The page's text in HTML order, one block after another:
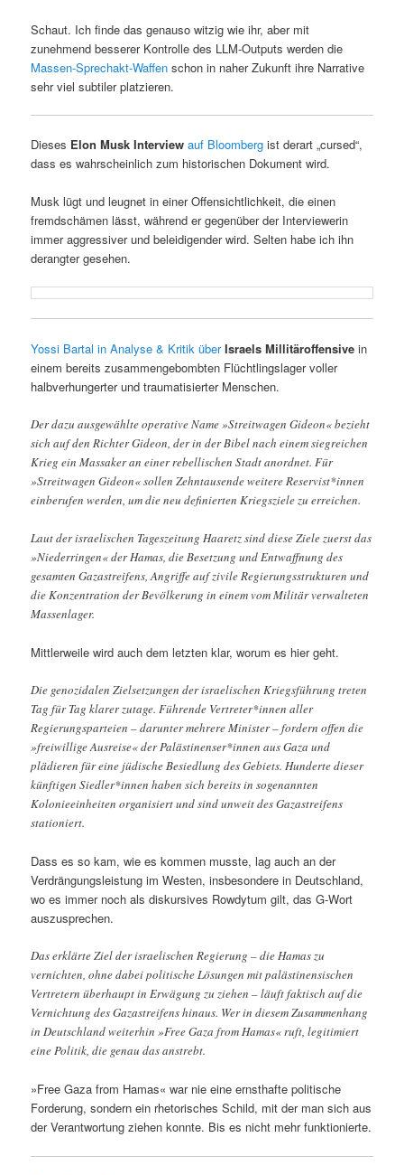
Schaut. Ich finde das genauso witzig wie ihr, aber mit
zunehmend besserer Kontrolle des LLM-Outputs werden die
Massen-Sprechakt-Waffen schon in naher Zukunft ihre Narrative
sehr viel subtiler platzieren.
Dieses Elon Musk Interview auf Bloomberg ist derart „cursed“,
dass es wahrscheinlich zum historischen Dokument wird.
Musk lügt und leugnet in einer Offensichtlichkeit, die einen
fremdschämen lässt, während er gegenüber der Interviewerin
immer aggressiver und beleidigender wird. Selten habe ich ihn
derangter gesehen.
Yossi Bartal in Analyse & Kritik über Israels Millitäroffensive in
einem bereits zusammengebombten Flüchtlingslager voller
halbverhungerter und traumatisierter Menschen.
Der dazu ausgewählte operative Name »Streitwagen Gideon« bezieht
sich auf den Richter Gideon, der in der Bibel nach einem siegreichen
Krieg ein Massaker an einer rebellischen Stadt anordnet. Für
»Streitwagen Gideon« sollen Zehntausende weitere Reservist*innen
einberufen werden, um die neu definierten Kriegsziele zu erreichen.
Laut der israelischen Tageszeitung Haaretz sind diese Ziele zuerst das
»Niederringen« der Hamas, die Besetzung und Entwaffnung des
gesamten Gazastreifens, Angriffe auf zivile Regierungsstrukturen und
die Konzentration der Bevölkerung in einem vom Militär verwalteten
Massenlager.
Mittlerweile wird auch dem letzten klar, worum es hier geht.
Die genozidalen Zielsetzungen der israelischen Kriegsführung treten
Tag für Tag klarer zutage. Führende Vertreter*innen aller
Regierungsparteien – darunter mehrere Minister – fordern offen die
»freiwillige Ausreise« der Palästinenser*innen aus Gaza und
plädieren für eine jüdische Besiedlung des Gebiets. Hunderte dieser
künftigen Siedler*innen haben sich bereits in sogenannten
Kolonieeinheiten organisiert und sind unweit des Gazastreifens
stationiert.
Dass es so kam, wie es kommen musste, lag auch an der
Verdrängungsleistung im Westen, insbesondere in Deutschland,
wo es immer noch als diskursives Rowdytum gilt, das G-Wort
auszusprechen.
Das erklärte Ziel der israelischen Regierung – die Hamas zu
vernichten, ohne dabei politische Lösungen mit palästinensischen
Vertretern überhaupt in Erwägung zu ziehen – läuft faktisch auf die
Vernichtung des Gazastreifens hinaus. Wer in diesem Zusammenhang
in Deutschland weiterhin »Free Gaza from Hamas« ruft, legitimiert
eine Politik, die genau das anstrebt.
»Free Gaza from Hamas« war nie eine ernsthafte politische
Forderung, sondern ein rhetorisches Schild, mit der man sich aus
der Verantwortung ziehen konnte. Bis es nicht mehr funktionierte.